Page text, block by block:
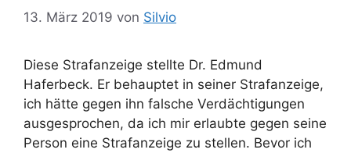
13. März 2019 von Silvio
Diese Strafanzeige stellte Dr. Edmund
Haferbeck. Er behauptet in seiner Strafanzeige,
ich hätte gegen ihn falsche Verdächtigungen
ausgesprochen, da ich mir erlaubte gegen seine
Person eine Strafanzeige zu stellen. Bevor ich